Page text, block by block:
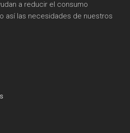
a reducir el consumo
así las necesidades de nuestros